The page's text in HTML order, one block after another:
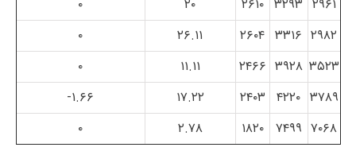
۲۹۶۱ ۳۲۹۳ ۲۶۱۰ ۲۰
۰
۲۹۸۲ ۳۳۱۶ ۲۶۰۴ ۲۶.۱۱
۰
۳۵۲۳ ۳۹۲۸ ۲۴۶۶ ۱۱.۱۱
۰
۳۷۸۹ ۴۲۲۰ ۲۴۰۳ ۱۷.۲۲
۱.۶۶-
۷۰۶۸ ۷۴۹۹ ۱۸۲۰ ۲.۷۸ ۰